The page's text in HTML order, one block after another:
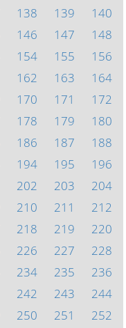
138 139
140
146 147
148
154 155
156
162 163
164
170 171
172
178 179
180
186 187
188
194 195
196
202 203
204
210 211
212
218 219
220
226 227
228
234 235
236
242 243
244
250 251
252